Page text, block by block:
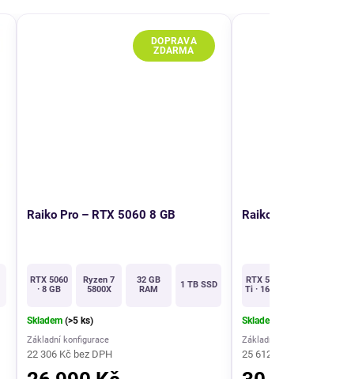
TIP
Raiko Pro – RTX 5060 8 GB
RTX 5060
· 8 GB
Ryzen 7
5800X
32 GB
RAM
1 TB SSD
Skladem (>5 ks)
Základní konfigurace
22 306 Kč bez DPH
Raiko Pro – RTX
RTX 5060
Ti · 16 GB
Skladem
Základní konfigurace
25 612 Kč bez DPH